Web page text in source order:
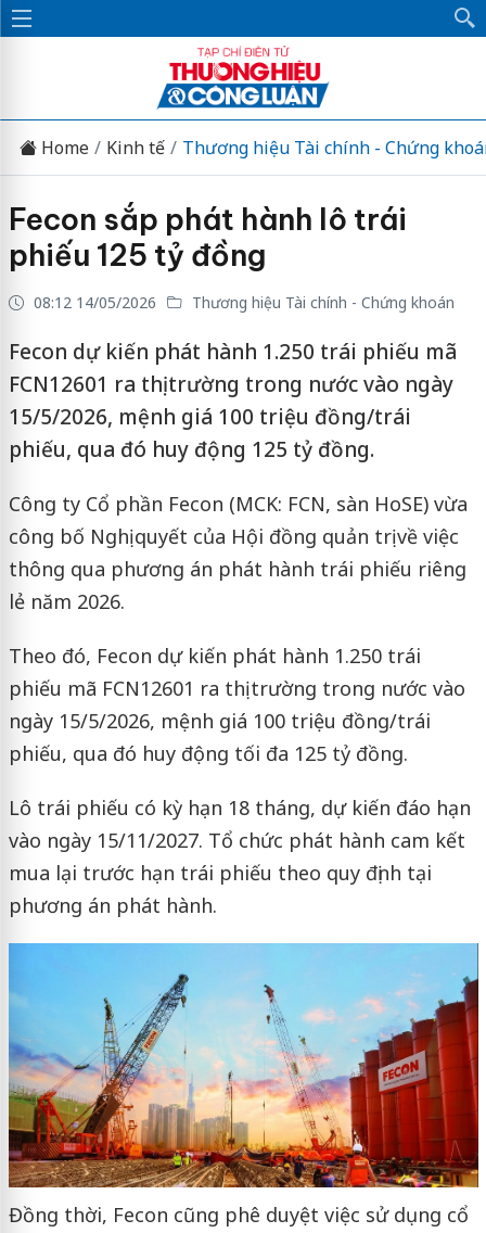
Home Kinh tế Thương hiệu Tài chính - Chứng
Fecon sắp phát hành lô trái
phiếu 125 tỷ đồng
08:12 14/05/2026 Thương hiệu Tài chính - Chứng khoán
Fecon dự kiến phát hành 1.250 trái phiếu mã
FCN12601 ra thị trường trong nước vào ngày
15/5/2026, mệnh giá 100 triệu đồng/trái
phiếu, qua đó huy động 125 tỷ đồng.
Công ty Cổ phần Fecon (MCK: FCN, sàn HoSE) vừa
công bố Nghị quyết của Hội đồng quản trị về việc
thông qua phương án phát hành trái phiếu riêng
lẻ năm 2026.
Theo đó, Fecon dự kiến phát hành 1.250 trái
phiếu mã FCN12601 ra thị trường trong nước vào
ngày 15/5/2026, mệnh giá 100 triệu đồng/trái
phiếu, qua đó huy động tối đa 125 tỷ đồng.
Lô trái phiếu có kỳ hạn 18 tháng, dự kiến đáo hạn
vào ngày 15/11/2027. Tổ chức phát hành cam kết
mua lại trước hạn trái phiếu theo quy định tại
phương án phát hành.
Đồng thời, Fecon cũng phê duyệt việc sử dụng cổ